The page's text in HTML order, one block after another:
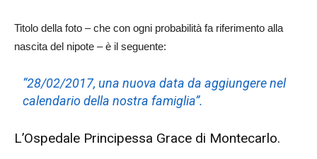
Titolo della foto – che con ogni probabilità fa riferimento alla
nascita del nipote – è il seguente:
“28/02/2017, una nuova data da aggiungere nel
calendario della nostra famiglia”.
L’Ospedale Principessa Grace di Montecarlo.